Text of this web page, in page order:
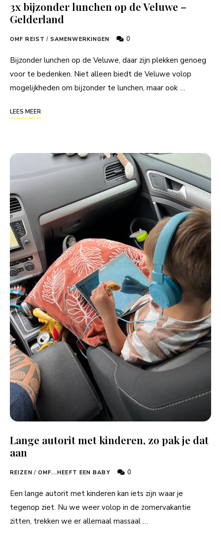
3x bijzonder lunchen op de Veluwe –
Gelderland
OMF REIST / SAMENWERKINGEN 0
Bijzonder lunchen op de Veluwe, daar zijn plekken genoeg
voor te bedenken. Niet alleen biedt de Veluwe volop
mogelijkheden om bijzonder te lunchen, maar ook …
LEES MEER
Lange autorit met kinderen, zo pak je dat
aan
REIZEN / OMF...HEEFT EEN BABY 0
Een lange autorit met kinderen kan iets zijn waar je
tegenop ziet. Nu we weer volop in de zomervakantie
zitten, trekken we er allemaal massaal …